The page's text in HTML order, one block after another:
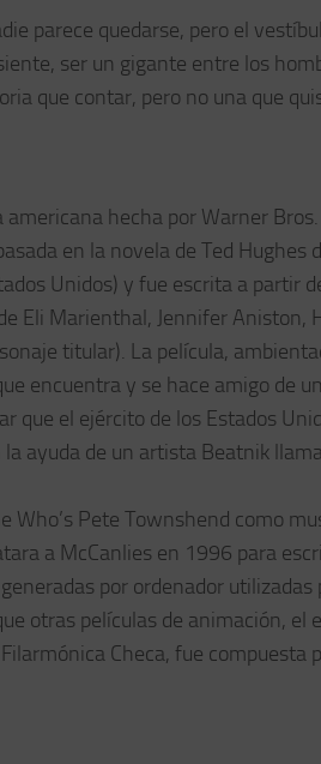
parece quedarse, pero el
ser un gigante entre los
que contar, pero no una que
hecha por Warner
en la novela de Ted Hughes
Unidos) y fue escrita a partir
Eli Marienthal, Jennifer Aniston,
titular). La película,
encuentra y se hace amigo de
que el ejército de los Estados
ayuda de un artista Beatnik
Who’s Pete Townshend como
a McCanlies en 1996 para
por ordenador utilizadas
otras películas de animación, el
Checa, fue compuesta